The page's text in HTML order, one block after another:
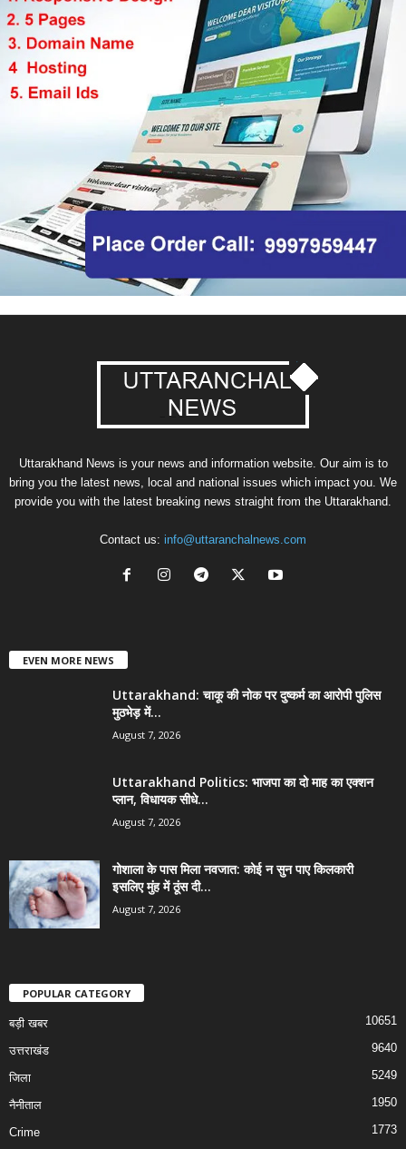
Uttarakhand News is your news and information website. Our aim is to
bring you the latest news, local and national issues which impact you. We
provide you with the latest breaking news straight from the Uttarakhand.
Contact us: info@uttaranchalnews.com
EVEN MORE NEWS
Uttarakhand: चाकू की नोक पर दुष्कर्म का आरोपी पुलिस
मुठभेड़ में...
August 7, 2026
Uttarakhand Politics: भाजपा का दो माह का एक्शन
प्लान, विधायक सीधे...
August 7, 2026
गोशाला के पास मिला नवजात: कोई न सुन पाए किलकारी
इसलिए मुंह में ठूंस दी...
August 7, 2026
POPULAR CATEGORY
बड़ी खबर 10651
उत्तराखंड 9640
जिला 5249
नैनीताल 1950
Crime 1773